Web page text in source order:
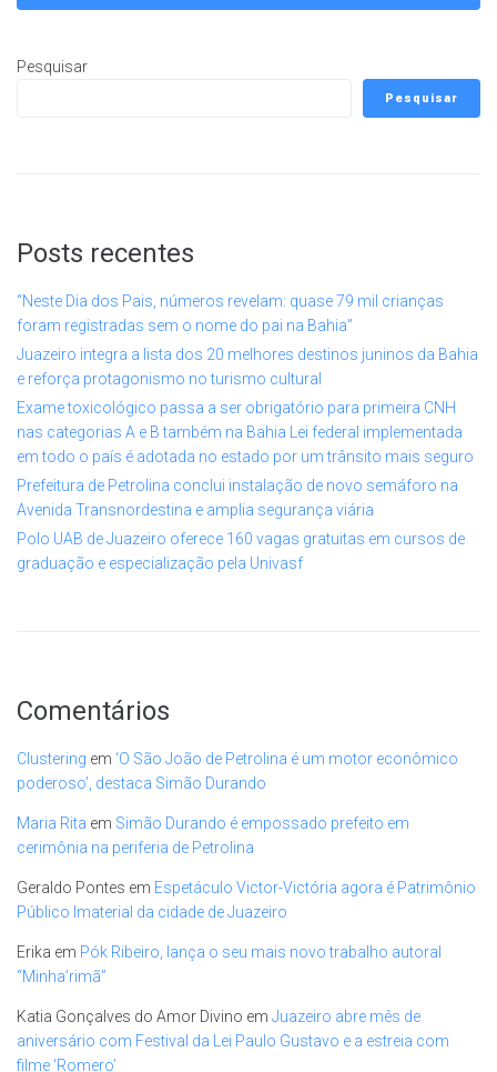
Pesquisar
Pesquisar
Posts recentes
“Neste Dia dos Pais, números revelam: quase 79 mil crianças
foram registradas sem o nome do pai na Bahia”
Juazeiro integra a lista dos 20 melhores destinos juninos da Bahia
e reforça protagonismo no turismo cultural
Exame toxicológico passa a ser obrigatório para primeira CNH
nas categorias A e B também na Bahia Lei federal implementada
em todo o país é adotada no estado por um trânsito mais seguro
Prefeitura de Petrolina conclui instalação de novo semáforo na
Avenida Transnordestina e amplia segurança viária
Polo UAB de Juazeiro oferece 160 vagas gratuitas em cursos de
graduação e especialização pela Univasf
Comentários
Clustering em ‘O São João de Petrolina é um motor econômico
poderoso’, destaca Simão Durando
Maria Rita em Simão Durando é empossado prefeito em
cerimônia na periferia de Petrolina
Geraldo Pontes em Espetáculo Victor-Victória agora é Patrimônio
Público Imaterial da cidade de Juazeiro
Erika em Pók Ribeiro, lança o seu mais novo trabalho autoral
“Minha’rimã”
Katia Gonçalves do Amor Divino em Juazeiro abre mês de
aniversário com Festival da Lei Paulo Gustavo e a estreia com
filme ‘Romero’